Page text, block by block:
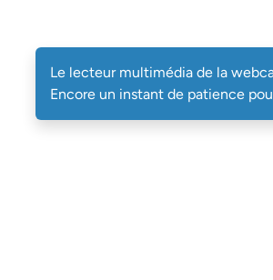
Le lecteur multimédia de la
Encore un instant de patience